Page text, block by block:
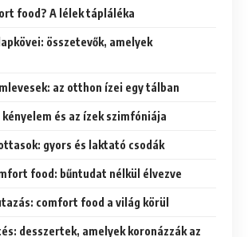
food? A lélek tápláléka
összetevők, amelyek
az otthon ízei egy tálban
és az ízek szimfóniája
gyors és laktató csodák
food: bűntudat nélkül élvezve
comfort food a világ körül
desszertek, amelyek koronázzák az